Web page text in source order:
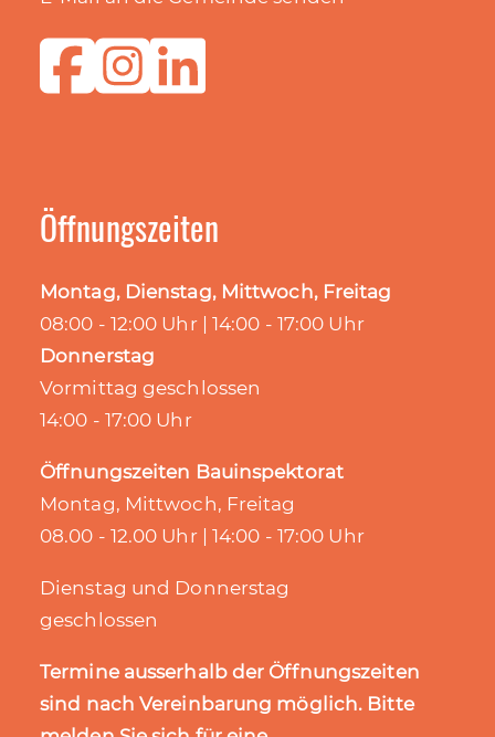
• Till Hufendiek
@gemeindesteffisburg
Der Gemeindeverband
Kulturförderung Region Thun stellt im Jahr
2026 maximal CHF 6'000.00 zur Unterstützung
verschiedenster kultureller Vorhaben zur
Verfügung.
Ab sofort und bis 26. Oktober 2026 können
sich Interessierte bewerben.
Weitere Informationen zum Thema finden Sie
#steffisburg #3612
14. Juli 2026
Öffnungszeiten
Montag, Dienstag, Mittwoch, Freitag
08:00 - 12:00 Uhr | 14:00 - 17:00 Uhr
Donnerstag
Vormittag geschlossen
14:00 - 17:00 Uhr
Öffnungszeiten Bauinspektorat
Montag, Mittwoch, Freitag
08.00 - 12.00 Uhr | 14:00 - 17:00 Uhr
Dienstag und Donnerstag
geschlossen
Termine ausserhalb der Öffnungszeiten
sind nach Vereinbarung möglich. Bitte